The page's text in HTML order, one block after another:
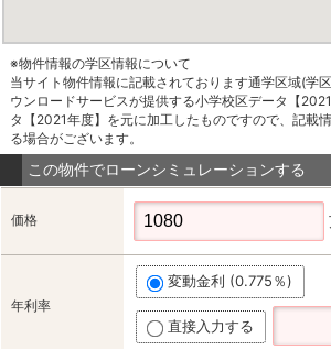
※物件情報の学区情報について
当サイト物件情報に記載されております通学区域(学
ウンロードサービスが提供する小学校区データ【
タ【2021年度】を元に加工したものですので、記載
る場合がございます。
この物件でローンシミュレーションする
価格
年利率
変動金利 (0.775％)
直接入力する